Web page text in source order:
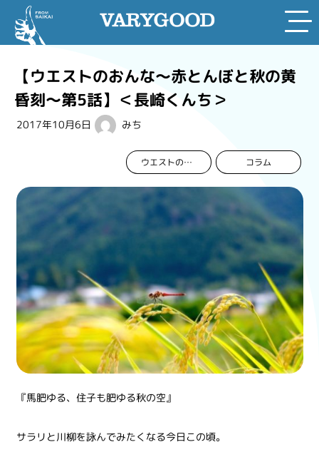
content【ウエストのおんな～赤とんぼと秋の黄
昏刻～第5話】＜長崎くんち＞
2017年10月6日 みち
ウエストのおんな コラム
『馬肥ゆる、住子も肥ゆる秋の空』
サラリと川柳を詠んでみたくなる今日この頃。